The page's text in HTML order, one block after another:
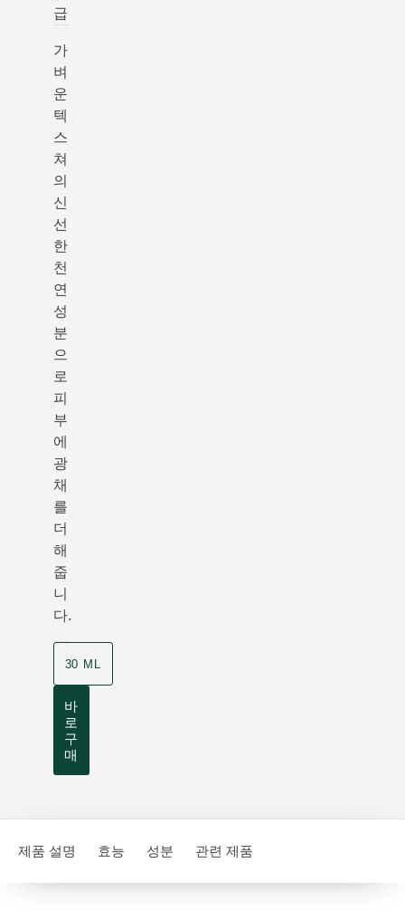
급
가
벼
운
텍
스
쳐
의
신
선
한
천
연
성
분
으
로
피
부
에
광
채
를
더
해
줍
니
다.
30 ML
바
로
구
매
제품 설명 효능 성분 관련 제품